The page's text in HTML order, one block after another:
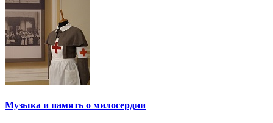
Музыка и память о милосердии